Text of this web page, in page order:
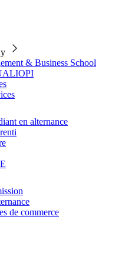
& Business School
en alternance
de commerce